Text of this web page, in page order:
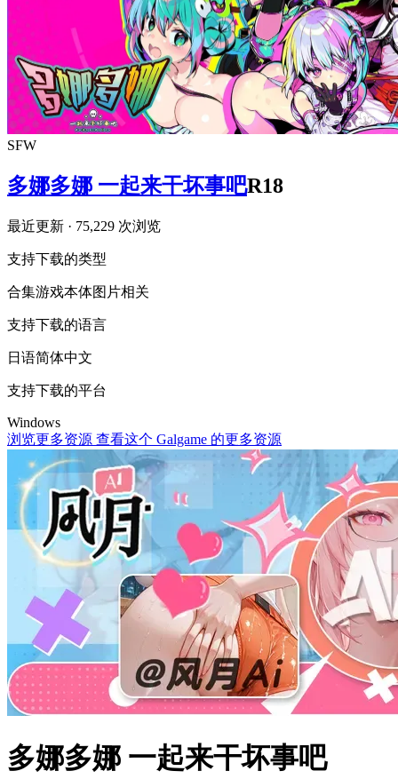
SFW
多娜多娜 一起来干坏事吧R18
最近更新 · 75,229 次浏览
支持下载的类型
合集游戏本体图片相关
支持下载的语言
日语简体中文
支持下载的平台
Windows
浏览更多资源 查看这个 Galgame 的更多资源
多娜多娜 一起来干坏事吧